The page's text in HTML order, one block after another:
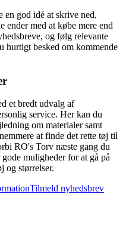
en god idé at skrive ned,
ender med at købe mere end
og følg relevante
hurtigt besked om kommende
et bredt udvalg af
service. Her kan du
om materialer samt
at finde det rette tøj til
RO's Torv næste gang du
muligheder for at gå på
og størrelser.
Tilmeld nyhedsbrev